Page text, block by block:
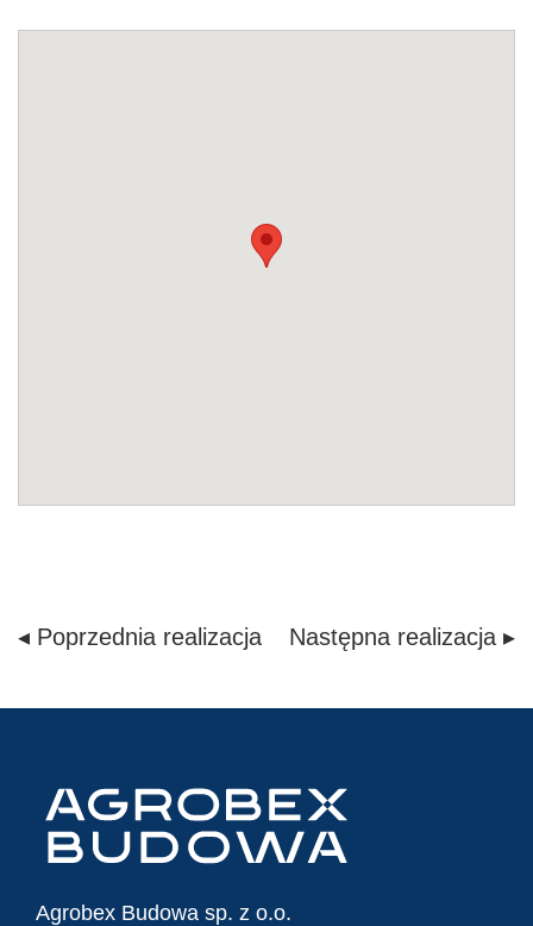
◂ Poprzednia realizacja Następna realizacja ▸
Agrobex Budowa sp. z o.o.